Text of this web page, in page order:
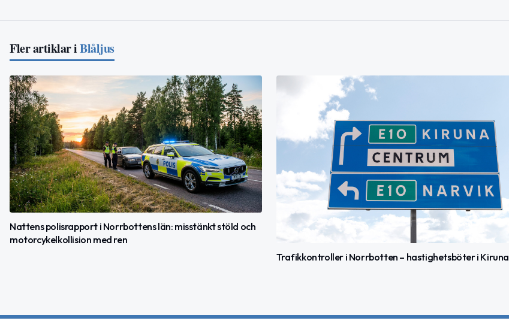
Fler artiklar iBlåljus
Nattens polisrapport i Norrbottens län: misstänkt stöld och
motorcykelkollision med ren
Trafikkontroller i Norrbotten – hastighetsböter i Kiruna